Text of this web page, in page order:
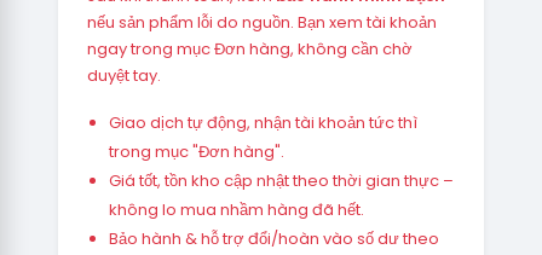
nếu sản phẩm lỗi do nguồn. Bạn xem tài khoản
ngay trong mục Đơn hàng, không cần chờ
duyệt tay.
Giao dịch tự động, nhận tài khoản tức thì
trong mục "Đơn hàng".
Giá tốt, tồn kho cập nhật theo thời gian thực –
không lo mua nhầm hàng đã hết.
Bảo hành & hỗ trợ đổi/hoàn vào số dư theo